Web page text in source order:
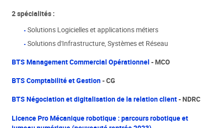
2 spécialités :
Solutions Logicielles et applications métiers
Solutions d'Infrastructure, Systèmes et Réseau
BTS Management Commercial Opérationnel- MCO
BTS Comptabilité et Gestion- CG
BTS Négociation et digitalisation de la relation client- NDRC
Licence Pro Mécanique robotique : parcours robotique et